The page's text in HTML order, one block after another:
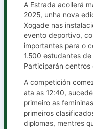
A Estrada acollerá
2025, unha nova
Xogade nas
evento deportivo,
importantes para o
1.500 estudantes
Participarán centros
A competición
ata as 12:40,
primeiro as
primeiros
diplomas, mentres